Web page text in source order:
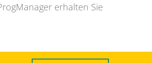
erhalten Sie